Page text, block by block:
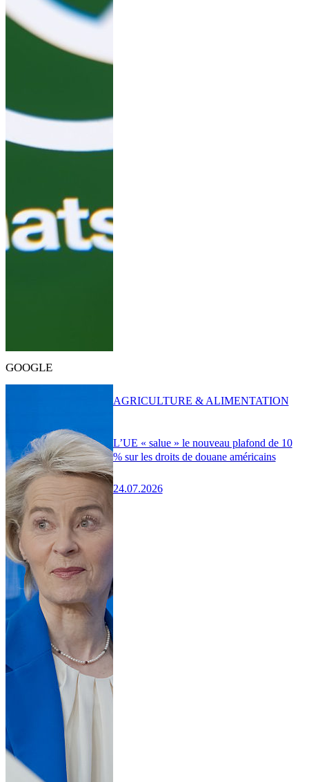
GOOGLE
L’UE « salue » le nouveau plafond de 10
% sur les droits de douane américains
24.07.2026
AGRICULTURE & ALIMENTATION